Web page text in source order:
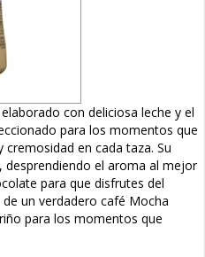
con deliciosa leche y el
para los momentos que
en cada taza. Su
desprendiendo el aroma al mejor
para que disfrutes del
un verdadero café Mocha
para los momentos que